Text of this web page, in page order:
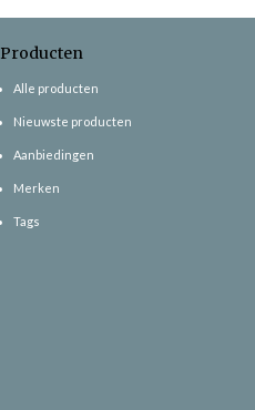
Producten
Alle producten
Nieuwste producten
Aanbiedingen
Merken
Tags